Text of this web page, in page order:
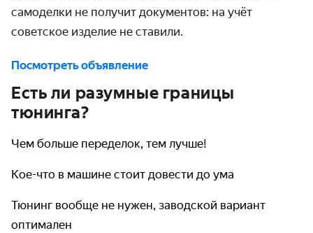
самоделки не получит документов: на учёт
советское изделие не ставили.
Посмотреть объявление
Есть ли разумные границы
тюнинга?
Чем больше переделок, тем лучше!
Кое-что в машине стоит довести до ума
Тюнинг вообще не нужен, заводской вариант
оптимален